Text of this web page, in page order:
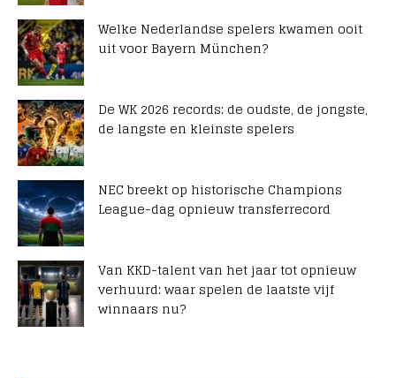
Welke Nederlandse spelers kwamen ooit
uit voor Bayern München?
De WK 2026 records: de oudste, de jongste,
de langste en kleinste spelers
NEC breekt op historische Champions
League-dag opnieuw transferrecord
Van KKD-talent van het jaar tot opnieuw
verhuurd: waar spelen de laatste vijf
winnaars nu?